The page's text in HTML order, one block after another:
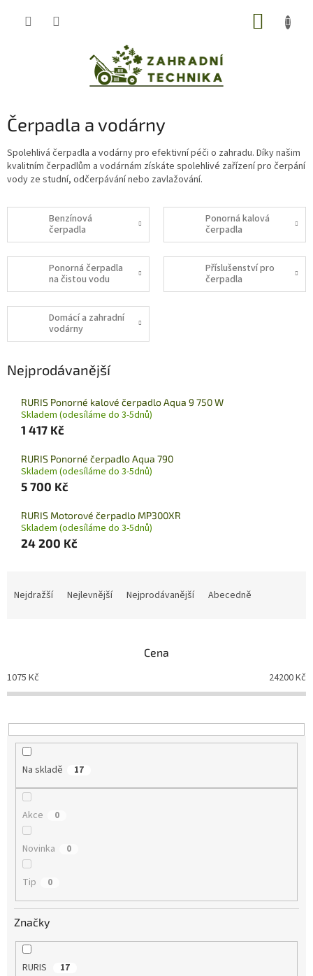
Čerpadla a vodárny
Spolehlivá čerpadla a vodárny pro efektivní péči o zahradu. Díky našim
kvalitním čerpadlům a vodárnám získáte spolehlivé zařízení pro čerpání
vody ze studní, odčerpávání nebo zavlažování.
Benzínová
čerpadla
Ponorná kalová
čerpadla
Ponorná čerpadla
na čistou vodu
Příslušenství pro
čerpadla
Domácí a zahradní
vodárny
Nejprodávanější
RURIS Ponorné kalové čerpadlo Aqua 9 750 W
Skladem (odesíláme do 3-5dnů)
1 417 Kč
RURIS Ponorné čerpadlo Aqua 790
Skladem (odesíláme do 3-5dnů)
5 700 Kč
RURIS Motorové čerpadlo MP300XR
Skladem (odesíláme do 3-5dnů)
24 200 Kč
p
u
Nejdražší Nejlevnější Nejprodávanější Abecedně
Cena
1075 Kč 24200Kč
Na skladě 17
Akce 0
Novinka 0
Tip 0
Značky
RURIS 17